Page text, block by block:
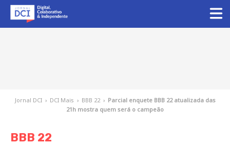
Jornal DCI › DCI Mais › BBB 22 › Parcial enquete BBB 22 atualizada das
21h mostra quem será o campeão
BBB 22